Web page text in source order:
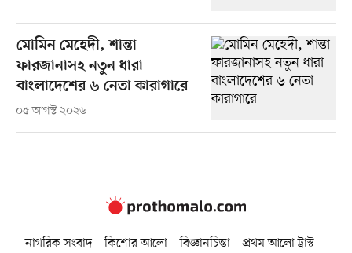
মোমিন মেহেদী, শান্তা
ফারজানাসহ নতুন ধারা
বাংলাদেশের ৬ নেতা কারাগারে
০৫ আগস্ট ২০২৬
নাগরিক সংবাদ কিশোর আলো বিজ্ঞানচিন্তা
প্রথম আলো ট্রাস্ট